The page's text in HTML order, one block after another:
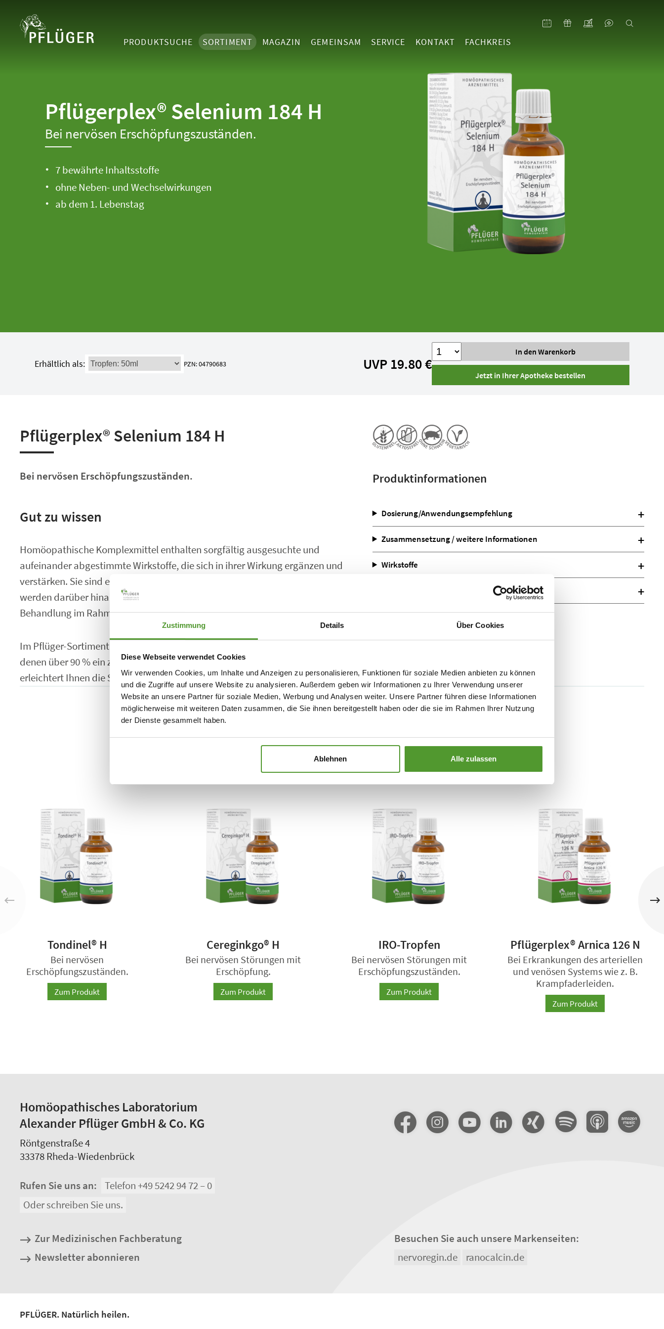
Zustimmung Details Über Cookies
Diese Webseite verwendet Cookies
Wir verwenden Cookies, um Inhalte und Anzeigen zu personalisieren, Funktionen für soziale Medien anbieten zu können
und die Zugriffe auf unsere Website zu analysieren. Außerdem geben wir Informationen zu Ihrer Verwendung unserer
Website an unsere Partner für soziale Medien, Werbung und Analysen weiter. Unsere Partner führen diese Informationen
möglicherweise mit weiteren Daten zusammen, die Sie ihnen bereitgestellt haben oder die sie im Rahmen Ihrer Nutzung
der Dienste gesammelt haben.
Ablehnen Alle zulassen
PRODUKTSUCHE SORTIMENT MAGAZIN GEMEINSAM SERVICE KONTAKT FACHKREIS
Pflügerplex® Selenium 184 H
Bei nervösen Erschöpfungszuständen.
7 bewährte Inhaltsstoffe
ohne Neben- und Wechselwirkungen
ab dem 1. Lebenstag
Erhältlich als: PZN: 04790683 UVP 19.80 €
Jetzt in Ihrer Apotheke bestellen
Produktinformationen
Dosierung/Anwendungsempfehlung
Zusammensetzung / weitere Informationen
Wirkstoffe
Download Gebrauchsinformation
Pflügerplex® Selenium 184 H
Bei nervösen Erschöpfungszuständen.
Gut zu wissen
Homöopathische Komplexmittel enthalten sorgfältig ausgesuchte und
aufeinander abgestimmte Wirkstoffe, die sich in ihrer Wirkung ergänzen und
verstärken. Sie sind ein fester Bestandteil in der naturheilkundlichen Therapie und
werden darüber hinaus auch in Kombination mit einer schulmedizinischen
Behandlung im Rahmen der integrativen Medizin eingesetzt.
Im Pflüger-Sortiment finden Sie mehr als 130 homöopathische Komplexmittel, von
denen über 90 % ein zugelassenes Anwendungsgebiet tragen. Unser Produktfinder
erleichtert Ihnen die Suche nach dem für Sie passenden Produkt.
Diese Produkte könnten Sie auch interessieren
Tondinel® H
Bei nervösen
Erschöpfungszuständen.
Zum Produkt
Cereginkgo® H
Bei nervösen Störungen mit
Erschöpfung.
Zum Produkt
IRO-Tropfen
Bei nervösen Störungen mit
Erschöpfungszuständen.
Zum Produkt
Pflügerplex® Arnica 126 N
Bei Erkrankungen des arteriellen
und venösen Systems wie z. B.
Krampfaderleiden.
Zum Produkt
Homöopathisches Laboratorium
Alexander Pflüger GmbH & Co. KG
Röntgenstraße 4
33378 Rheda-Wiedenbrück
Rufen Sie uns an:
Telefon +49 5242 94 72 – 0
Oder schreiben Sie uns.
Zur Medizinischen Fachberatung
Newsletter abonnieren
Besuchen Sie auch unsere Markenseiten:
nervoregin.de
ranocalcin.de
PFLÜGER. Natürlich heilen.